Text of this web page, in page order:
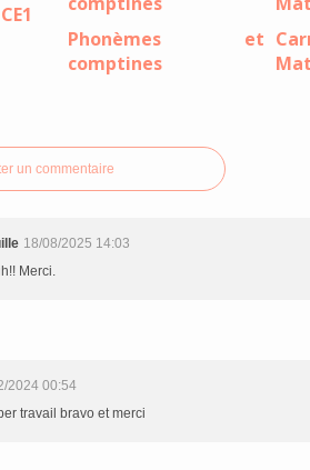
Phonèmes et
comptines
un commentaire
18/08/2025 14:03
Merci.
2024 00:54
travail bravo et merci